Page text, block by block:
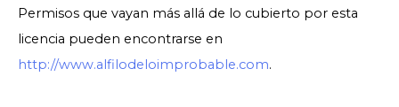
Permisos que vayan más allá de lo cubierto por esta
licencia pueden encontrarse en
http://www.alfilodeloimprobable.com.